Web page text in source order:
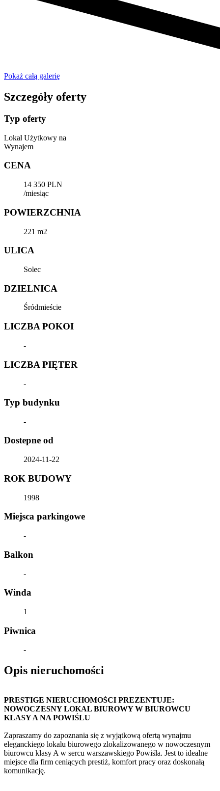
Pokaż całą galerię
Szczegóły oferty
Typ oferty
Lokal Użytkowy na
Wynajem
CENA
14 350 PLN
/miesiąc
POWIERZCHNIA
221 m2
ULICA
Solec
DZIELNICA
Śródmieście
LICZBA POKOI
-
LICZBA PIĘTER
-
Typ budynku
-
Dostepne od
2024-11-22
ROK BUDOWY
1998
Miejsca parkingowe
-
Balkon
-
Winda
1
Piwnica
-
Opis nieruchomości
PRESTIGE NIERUCHOMOŚCI PREZENTUJE:
NOWOCZESNY LOKAL BIUROWY W BIUROWCU
KLASY A NA POWIŚLU
Zapraszamy do zapoznania się z wyjątkową ofertą wynajmu
eleganckiego lokalu biurowego zlokalizowanego w nowoczesnym
biurowcu klasy A w sercu warszawskiego Powiśla. Jest to idealne
miejsce dla firm ceniących prestiż, komfort pracy oraz doskonałą
komunikację.